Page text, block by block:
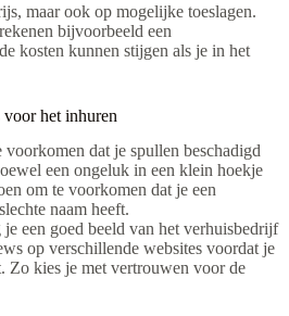
maar ook op mogelijke toeslagen.
bijvoorbeeld een
kosten kunnen stijgen als je in het
voor het inhuren
dat je spullen beschadigd
een ongeluk in een klein hoekje
om te voorkomen dat je een
naam heeft.
een goed beeld van het verhuisbedrijf
op verschillende websites voordat je
Zo kies je met vertrouwen voor de